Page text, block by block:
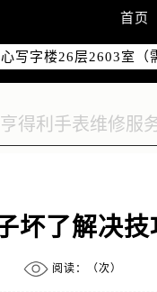
首页
座6层602室（需提前
心写字楼D座11层
写字楼26层2603室（
37层3705室（需提前
心写字楼22层C1-1室
金融中心写字楼35层
1号楼16层1604室（
塔写字楼（华润万象
坏了解决技
阅读：（次）